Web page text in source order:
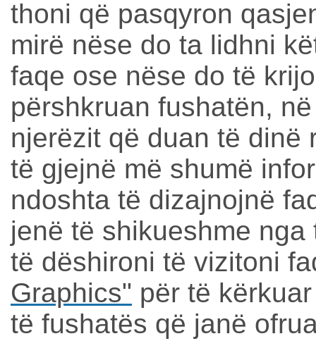
thoni që pasqyron
mirë nëse do ta lidhni
faqe ose nëse do të
përshkruan fushatën,
njerëzit që duan të dinë
të gjejnë më shumë
ndoshta të dizajnojnë
jenë të shikueshme
të dëshironi të vizitoni
Graphics" për të
të fushatës që janë